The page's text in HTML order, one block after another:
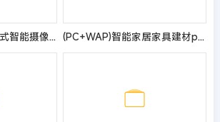
(自适应手机端)响应式智能摄像头设备pbootcms网站模板 蓝色安全防盗电子探头设备网站源码 (PC+WAP)智能家居家具建材pbootcms网站模板 红色家装设计定制网站源码